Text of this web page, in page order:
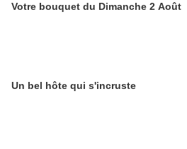
Votre bouquet du Dimanche 2 Août
Un bel hôte qui s'incruste